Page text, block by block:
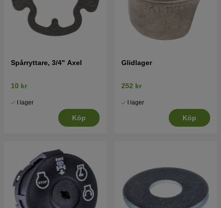
Spårryttare, 3/4" Axel
10 kr
I lager
Köp
Glidlager
252 kr
I lager
Köp